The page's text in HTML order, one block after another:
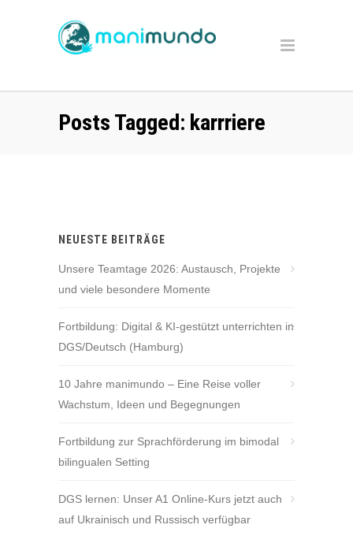
Posts Tagged: karrriere
NEUESTE BEITRÄGE
Unsere Teamtage 2026: Austausch, Projekte
und viele besondere Momente
Fortbildung: Digital & KI-gestützt unterrichten in
DGS/Deutsch (Hamburg)
10 Jahre manimundo – Eine Reise voller
Wachstum, Ideen und Begegnungen
Fortbildung zur Sprachförderung im bimodal
bilingualen Setting
DGS lernen: Unser A1 Online-Kurs jetzt auch
auf Ukrainisch und Russisch verfügbar